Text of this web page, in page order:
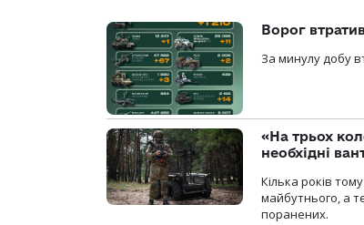
Ворог
За минулу добу
«На трьох
необхідні
Кілька років
майбутнього, а
поранених.